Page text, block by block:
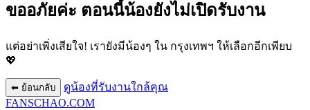
ขออภัยค่ะ ตอนนี้น้องยังไม่เปิดรับงาน
แต่อย่าเพิ่งเสียใจ! เรายังมีน้องๆ ใน กรุงเทพฯ ให้เลือกอีกเพียบ
💖
⬅ ย้อนกลับ
ดูน้องที่รับงานใกล้คุณ
FANSCHAO.COM